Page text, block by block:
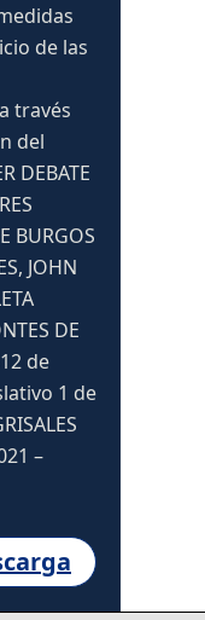
de las
través
del
DEBATE
BURGOS
JOHN
DE
de
1 de
–